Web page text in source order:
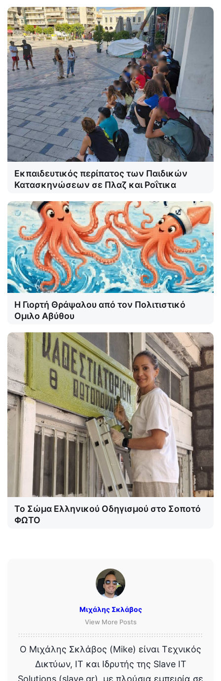
Εκπαιδευτικός περίπατος των Παιδικών
Κατασκηνώσεων σε Πλαζ και Ροΐτικα
Η Γιορτή Θράψαλου από τον Πολιτιστικό
Ομιλο Αβύθου
Το Σώμα Ελληνικού Οδηγισμού στο Σοποτό
ΦΩΤΟ
Μιχάλης Σκλάβος
View More Posts
Ο Μιχάλης Σκλάβος (Mike) είναι Τεχνικός
Δικτύων, IT και Ιδρυτής της Slave IT
Solutions (slave.gr), με πλούσια εμπειρία σε